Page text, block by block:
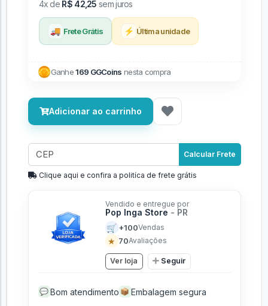
4x de R$ 42,25 sem juros
🚚 Frete Grátis ⚡ Última unidade
Ganhe169 GGCoins nesta compra
Adicionar ao carrinho
Calcular Frete
Clique aqui e confira a politíca de frete grátis
Vendido e entregue por
Pop Inga Store - PR
🛒 +100Vendas
★ 70Avaliações
Ver loja Seguir
💬 Bom atendimento 📦 Embalagem segura